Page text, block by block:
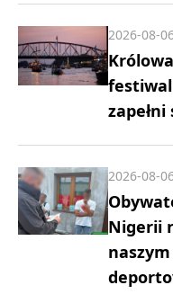
zapełni
2026-08-
Nigerii
2026-08-